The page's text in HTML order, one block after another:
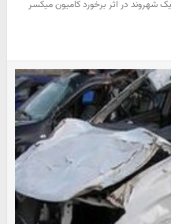
شهروند در اثر برخورد کامیون میکسر